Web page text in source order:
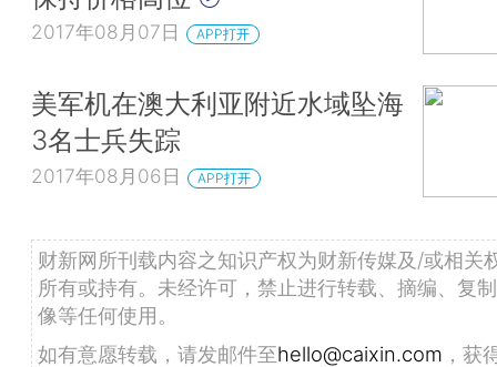
2017年08月07日 APP打开
美军机在澳大利亚附近水域坠海
3名士兵失踪
2017年08月06日 APP打开
财新网所刊载内容之知识产权为财新传媒及/或相关
所有或持有。未经许可，禁止进行转载、摘编、复
像等任何使用。
如有意愿转载，请发邮件至hello@caixin.com ，获